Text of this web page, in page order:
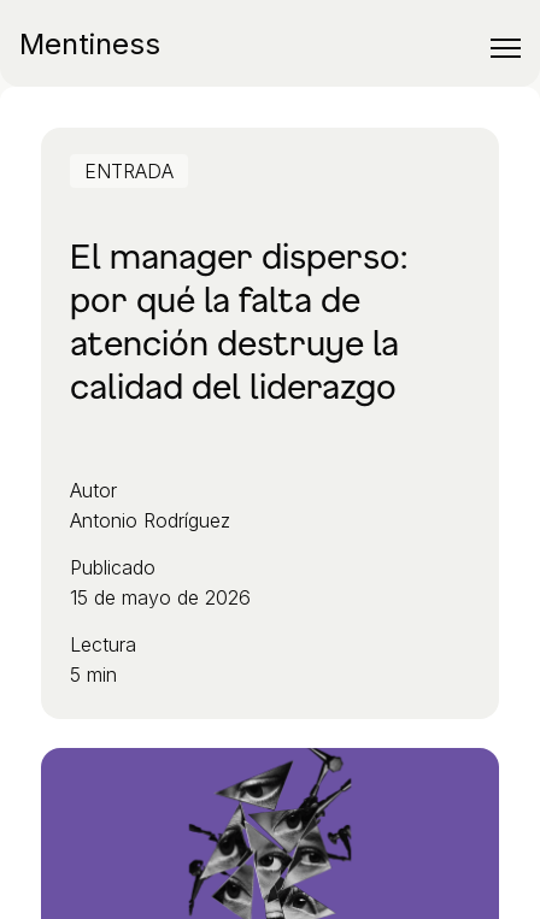
Mentiness
ENTRADA
El manager disperso:
por qué la falta de
atención destruye la
calidad del liderazgo
Autor
Antonio Rodríguez
Publicado
15 de mayo de 2026
Lectura
5 min